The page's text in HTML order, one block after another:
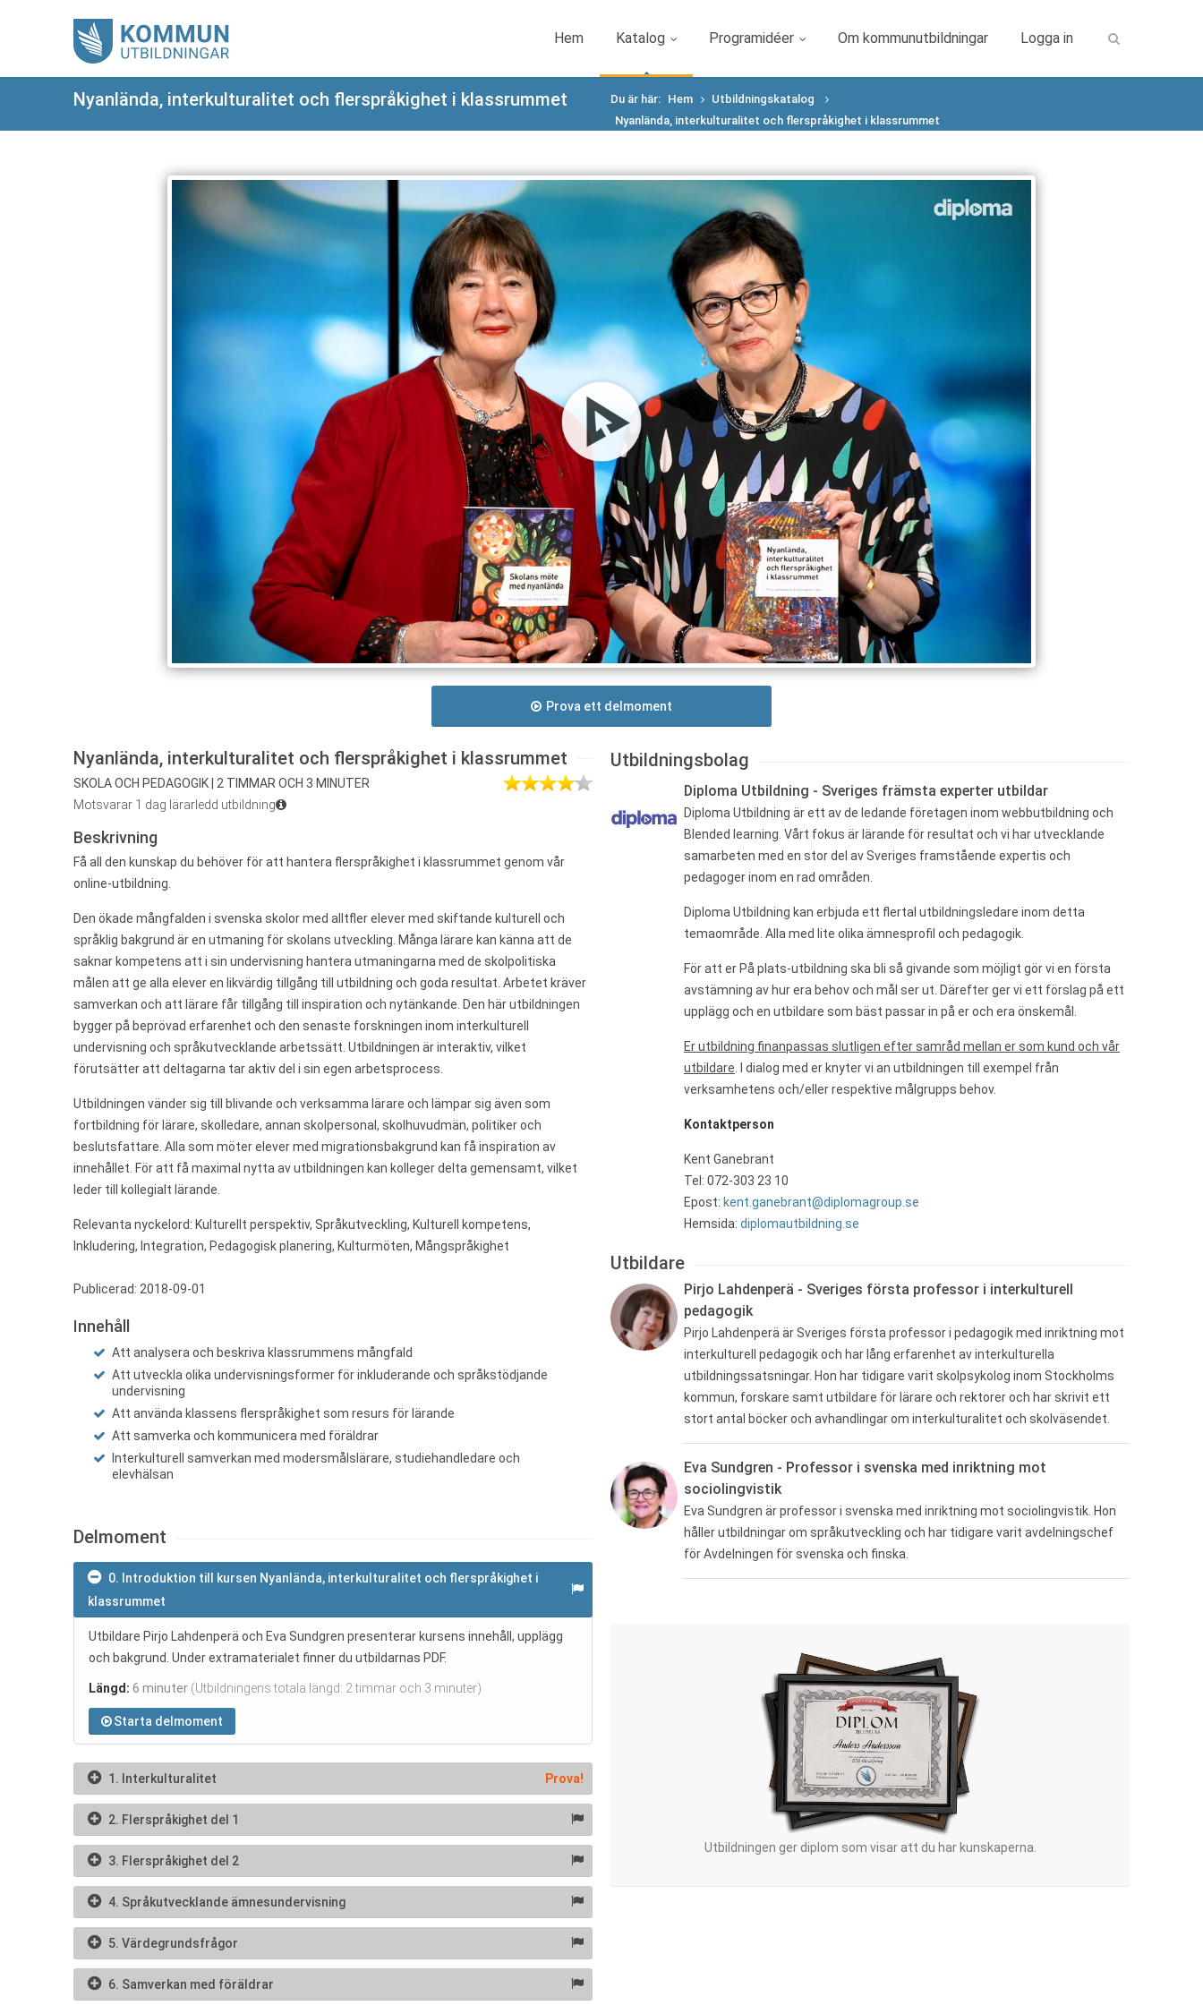
Hem Katalog Programidéer Om kommunutbildningar Logga in
Nyanlända, interkulturalitet och flerspråkighet i klassrummet Du är här: Hem
Utbildningskatalog
Nyanlända, interkulturalitet och flerspråkighet i klassrummet
Prova ett delmoment
Nyanlända, interkulturalitet och flerspråkighet i klassrummet
SKOLA OCH PEDAGOGIK | 2 TIMMAR OCH 3 MINUTER
Motsvarar 1 dag lärarledd utbildning
Beskrivning
Få all den kunskap du behöver för att hantera flerspråkighet i klassrummet genom vår
online-utbildning.
Den ökade mångfalden i svenska skolor med alltfler elever med skiftande kulturell och
språklig bakgrund är en utmaning för skolans utveckling. Många lärare kan känna att de
saknar kompetens att i sin undervisning hantera utmaningarna med de skolpolitiska
målen att ge alla elever en likvärdig tillgång till utbildning och goda resultat. Arbetet kräver
samverkan och att lärare får tillgång till inspiration och nytänkande. Den här utbildningen
bygger på beprövad erfarenhet och den senaste forskningen inom interkulturell
undervisning och språkutvecklande arbetssätt. Utbildningen är interaktiv, vilket
förutsätter att deltagarna tar aktiv del i sin egen arbetsprocess.
Utbildningen vänder sig till blivande och verksamma lärare och lämpar sig även som
fortbildning för lärare, skolledare, annan skolpersonal, skolhuvudmän, politiker och
beslutsfattare. Alla som möter elever med migrationsbakgrund kan få inspiration av
innehållet. För att få maximal nytta av utbildningen kan kolleger delta gemensamt, vilket
leder till kollegialt lärande.
Relevanta nyckelord: Kulturellt perspektiv, Språkutveckling, Kulturell kompetens,
Inkludering, Integration, Pedagogisk planering, Kulturmöten, Mångspråkighet
Publicerad: 2018-09-01
Innehåll
Att analysera och beskriva klassrummens mångfald
Att utveckla olika undervisningsformer för inkluderande och språkstödjande
undervisning
Att använda klassens flerspråkighet som resurs för lärande
Att samverka och kommunicera med föräldrar
Interkulturell samverkan med modersmålslärare, studiehandledare och
elevhälsan
Delmoment
0. Introduktion till kursen Nyanlända, interkulturalitet och flerspråkighet i
klassrummet
Utbildare Pirjo Lahdenperä och Eva Sundgren presenterar kursens innehåll, upplägg
och bakgrund. Under extramaterialet finner du utbildarnas PDF.
Längd: 6 minuter (Utbildningens totala längd: 2 timmar och 3 minuter)
Starta delmoment
1. Interkulturalitet Prova!
2. Flerspråkighet del 1
3. Flerspråkighet del 2
4. Språkutvecklande ämnesundervisning
5. Värdegrundsfrågor
6. Samverkan med föräldrar
Utbildningsbolag
Diploma Utbildning - Sveriges främsta experter utbildar
Diploma Utbildning är ett av de ledande företagen inom webbutbildning och
Blended learning. Vårt fokus är lärande för resultat och vi har utvecklande
samarbeten med en stor del av Sveriges framstående expertis och
pedagoger inom en rad områden.
Diploma Utbildning kan erbjuda ett flertal utbildningsledare inom detta
temaområde. Alla med lite olika ämnesprofil och pedagogik.
För att er På plats-utbildning ska bli så givande som möjligt gör vi en första
avstämning av hur era behov och mål ser ut. Därefter ger vi ett förslag på ett
upplägg och en utbildare som bäst passar in på er och era önskemål.
Er utbildning finanpassas slutligen efter samråd mellan er som kund och vår
utbildare . I dialog med er knyter vi an utbildningen till exempel från
verksamhetens och/eller respektive målgrupps behov.
Kontaktperson
Kent Ganebrant
Tel: 072-303 23 10
Epost: kent.ganebrant@diplomagroup.se
Hemsida: diplomautbildning.se
Utbildare
Pirjo Lahdenperä - Sveriges första professor i interkulturell
pedagogik
Pirjo Lahdenperä är Sveriges första professor i pedagogik med inriktning mot
interkulturell pedagogik och har lång erfarenhet av interkulturella
utbildningssatsningar. Hon har tidigare varit skolpsykolog inom Stockholms
kommun, forskare samt utbildare för lärare och rektorer och har skrivit ett
stort antal böcker och avhandlingar om interkulturalitet och skolväsendet.
Eva Sundgren - Professor i svenska med inriktning mot
sociolingvistik
Eva Sundgren är professor i svenska med inriktning mot sociolingvistik. Hon
håller utbildningar om språkutveckling och har tidigare varit avdelningschef
för Avdelningen för svenska och finska.
Utbildningen ger diplom som visar att du har kunskaperna.